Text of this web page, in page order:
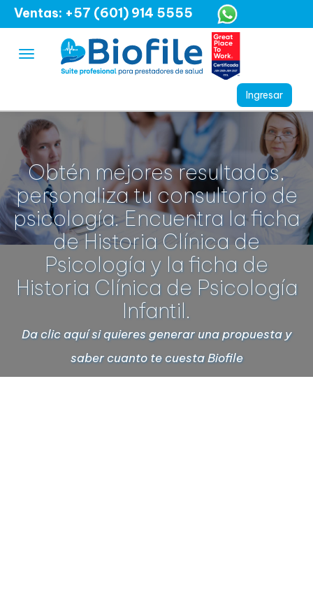
Ventas: +57 (601) 914 5555
Obtén mejores resultados,
personaliza tu consultorio de
psicología. Encuentra la ficha
de Historia Clínica de
Psicología y la ficha de
Historia Clínica de Psicología
Infantil.
Da clic aquí si quieres generar una propuesta y
saber cuanto te cuesta Biofile